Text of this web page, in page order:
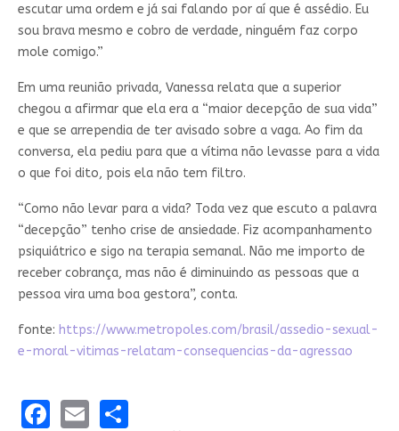
escutar uma ordem e já sai falando por aí que é assédio. Eu
sou brava mesmo e cobro de verdade, ninguém faz corpo
mole comigo.”
Em uma reunião privada, Vanessa relata que a superior
chegou a afirmar que ela era a “maior decepção de sua vida”
e que se arrependia de ter avisado sobre a vaga. Ao fim da
conversa, ela pediu para que a vítima não levasse para a vida
o que foi dito, pois ela não tem filtro.
“Como não levar para a vida? Toda vez que escuto a palavra
“decepção” tenho crise de ansiedade. Fiz acompanhamento
psiquiátrico e sigo na terapia semanal. Não me importo de
receber cobrança, mas não é diminuindo as pessoas que a
pessoa vira uma boa gestora”, conta.
fonte: https://www.metropoles.com/brasil/assedio-sexual-
e-moral-vitimas-relatam-consequencias-da-agressao
Facebook
EmailShare